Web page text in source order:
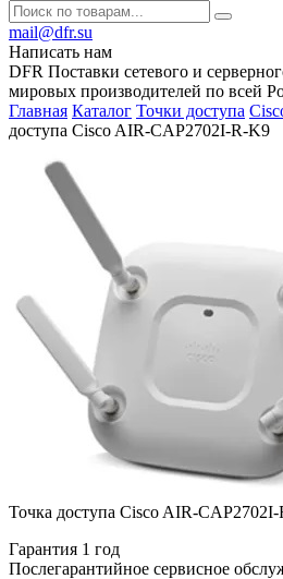
mail@dfr.su
Написать нам
DFR Поставки сетевого и
мировых производителей по всей
Главная Каталог Точки доступа
доступа Cisco AIR-CAP2702I-R-K9
Точка доступа Cisco AIR-
Гарантия 1 год
Послегарантийное сервисное